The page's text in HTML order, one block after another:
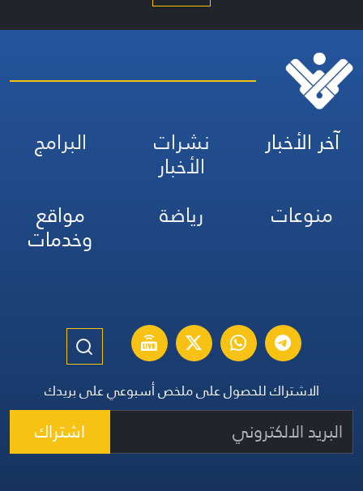
آخر الأخبار نشرات
الأخبار
البرامج
منوعات
رياضة مواقع
وخدمات
الاشتراك للحصول على ملخص أسبوعي على بريدك
اشتراك